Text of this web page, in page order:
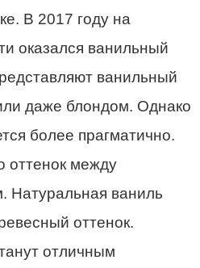
В 2017 году на
оказался ванильный
ванильный
даже блондом. Однако
более прагматично.
оттенок между
ваниль
оттенок.
отличным